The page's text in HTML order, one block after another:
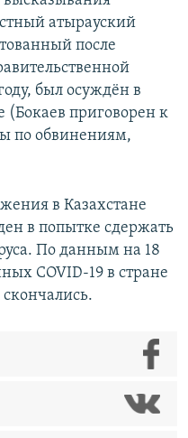
атырауский
после
был осуждён в
(Бокаев приговорен к
по обвинениям,
в Казахстане
в попытке сдержать
По данным на 18
COVID-19 в стране